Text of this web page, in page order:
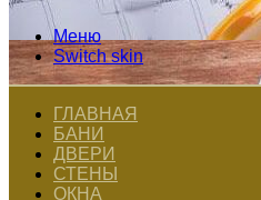
Меню
Switch skin
ГЛАВНАЯ
БАНИ
ДВЕРИ
СТЕНЫ
ОКНА